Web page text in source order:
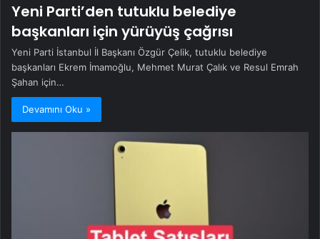
Yeni Parti’den tutuklu belediye
başkanları için yürüyüş çağrısı
Yeni Parti İstanbul İl Başkanı Özgür Çelik, tutuklu belediye
başkanları Ekrem İmamoğlu, Mehmet Murat Çalık ve Resul Emrah
Şahan için…
Devamını Oku »